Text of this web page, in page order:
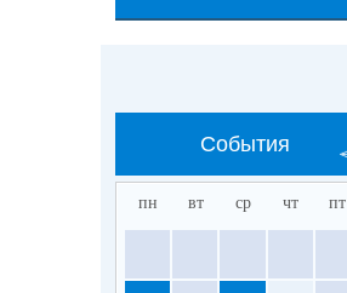
События
пн вт ср чт пт